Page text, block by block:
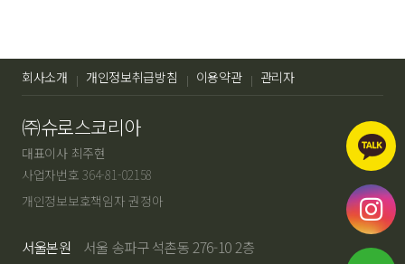
회사소개 개인정보취급방침 이용약관 관리자
㈜슈로스코리아
대표이사 최주현
사업자번호 364-81-02158
개인정보보호책임자 권정아
서울본원 서울 송파구 석촌동 276-10 2층